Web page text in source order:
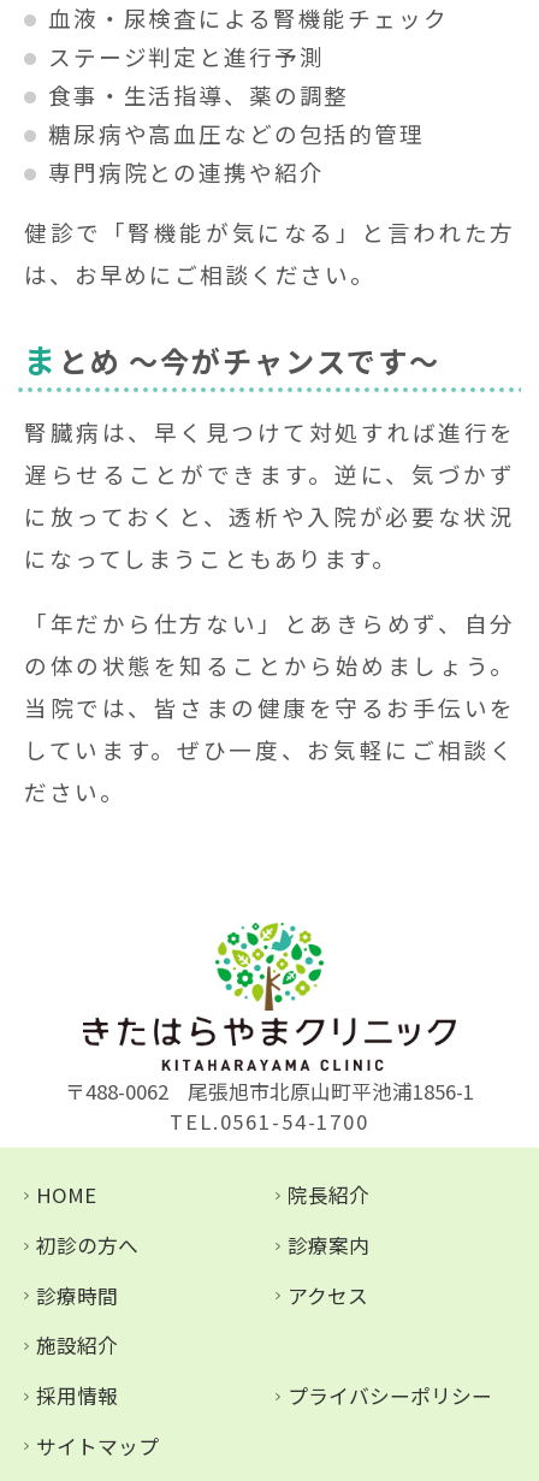
血液・尿検査による腎機能チェック
ステージ判定と進行予測
食事・生活指導、薬の調整
糖尿病や高血圧などの包括的管理
専門病院との連携や紹介
健診で「腎機能が気になる」と言われた方
は、お早めにご相談ください。
ま とめ 〜今がチャンスです〜
腎臓病は、早く見つけて対処すれば進行を
遅らせることができます。逆に、気づかず
に放っておくと、透析や入院が必要な状況
になってしまうこともあります。
「年だから仕方ない」とあきらめず、自分
の体の状態を知ることから始めましょう。
当院では、皆さまの健康を守るお手伝いを
しています。ぜひ一度、お気軽にご相談く
ださい。
〒488-0062
尾張旭市北原山町平池浦1856-1
TEL.0561-54-1700
HOME
院長紹介
初診の方へ
診療案内
診療時間
アクセス
施設紹介
採用情報
プライバシーポリシー
サイトマップ